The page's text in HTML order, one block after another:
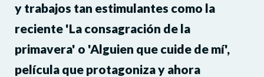
y trabajos tan estimulantes como la
reciente 'La consagración de la
primavera' o 'Alguien que cuide de mí',
película que protagoniza y ahora